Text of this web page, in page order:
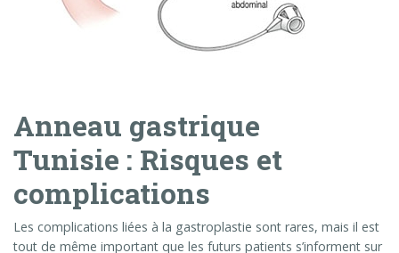
Anneau gastrique
Tunisie : Risques et
complications
Les complications liées à la gastroplastie sont rares, mais il est
tout de même important que les futurs patients s’informent sur